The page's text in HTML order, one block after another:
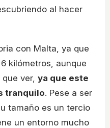
al hacer
con Malta, ya que
kilómetros, aunque
ver, ya que este
tranquilo. Pese a ser
tamaño es un tercio
un entorno mucho